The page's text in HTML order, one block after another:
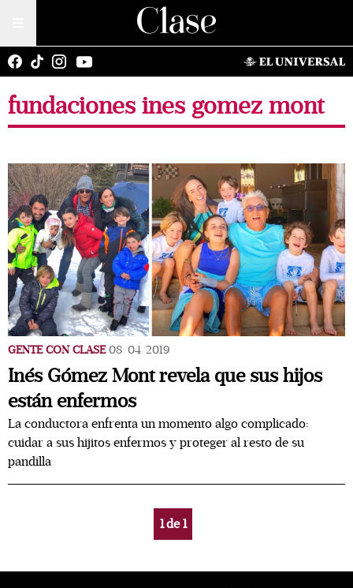
fundaciones ines gomez mont
GENTE CON CLASE 08/04/2019
Inés Gómez Mont revela que sus hijos
están enfermos
La conductora enfrenta un momento algo complicado:
cuidar a sus hijitos enfermos y proteger al resto de su
pandilla
1de1